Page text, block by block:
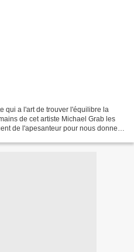
qui a l'art de trouver l'équilibre la
de cet artiste Michael Grab les
de l'apesanteur pour nous donner